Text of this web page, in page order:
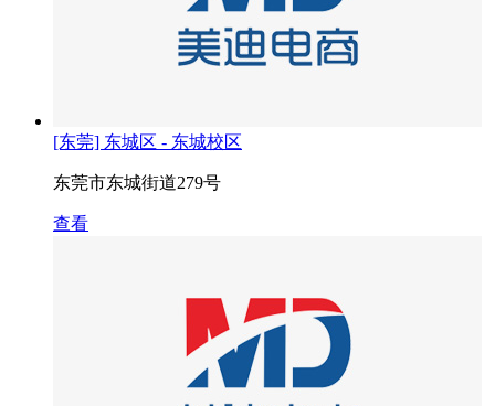
[东莞] 东城区 - 东城校区
东莞市东城街道279号
查看